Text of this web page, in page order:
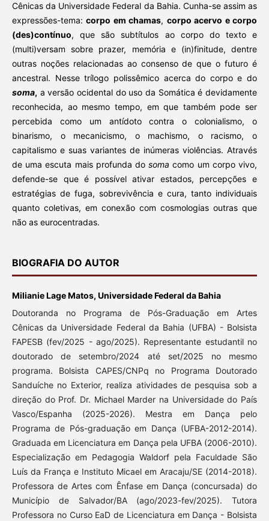
Cênicas da Universidade Federal da Bahia. Cunha-se assim as
expressões-tema:corpo em chamas, corpo acervo e corpo
(des)contínuo, que são subtítulos ao corpo do texto e
(multi)versam sobre prazer, memória e (in)finitude, dentre
outras noções relacionadas ao consenso de que o futuro é
ancestral. Nesse trílogo polissêmico acerca do corpo e do
soma, a versão ocidental do uso da Somática é devidamente
reconhecida, ao mesmo tempo, em que também pode ser
percebida como um antídoto contra o colonialismo, o
binarismo, o mecanicismo, o machismo, o racismo, o
capitalismo e suas variantes de inúmeras violências. Através
de uma escuta mais profunda dosomacomo um corpo vivo,
defende-se que é possível ativar estados, percepções e
estratégias de fuga, sobrevivência e cura, tanto individuais
quanto coletivas, em conexão com cosmologias outras que
não as eurocentradas.
BIOGRAFIA DO AUTOR
Milianie Lage Matos, Universidade Federal da Bahia
Doutoranda no Programa de Pós-Graduação em Artes
Cênicas da Universidade Federal da Bahia (UFBA) - Bolsista
FAPESB (fev/2025 - ago/2025). Representante estudantil no
doutorado de setembro/2024 até set/2025 no mesmo
programa. Bolsista CAPES/CNPq no Programa Doutorado
Sanduíche no Exterior, realiza atividades de pesquisa sob a
direção do Prof. Dr. Michael Marder na Universidade do País
Vasco/Espanha (2025-2026). Mestra em Dança pelo
Programa de Pós-graduação em Dança (UFBA-2012-2014).
Graduada em Licenciatura em Dança pela UFBA (2006-2010).
Especialização em Pedagogia Waldorf pela Faculdade São
Luís da França e Instituto Micael em Aracaju/SE (2014-2018).
Professora de Artes com Ênfase em Dança (concursada) do
Município de Salvador/BA (ago/2023-fev/2025). Tutora
Professora no Curso EaD de Licenciatura em Dança - Bolsista